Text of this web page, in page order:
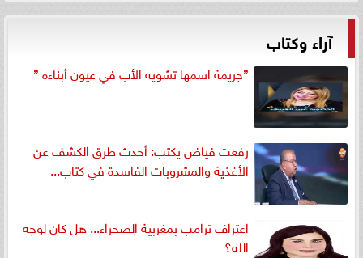
آراء وكتاب
”جريمة اسمها تشويه الأب في عيون أبناءه ”
رفعت فياض يكتب: أحدث طرق الكشف عن
الأغذية والمشروبات الفاسدة في كتاب...
اعتراف ترامب بمغربية الصحراء... هل كان لوجه
الله؟